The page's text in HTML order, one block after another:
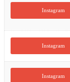
Instagram
Instagram
Instagram